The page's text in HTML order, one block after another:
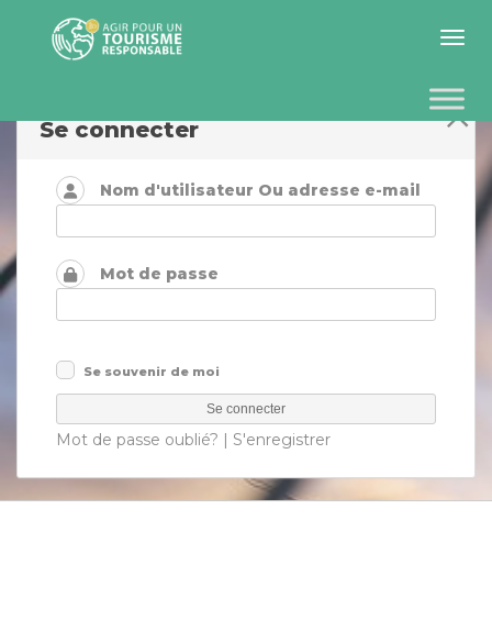
Toggle
Se connecter
Nom d'utilisateur Ou adresse e-mail
Mot de passe
Se souvenir de moi
Mot de passe oublié? | S'enregistrer